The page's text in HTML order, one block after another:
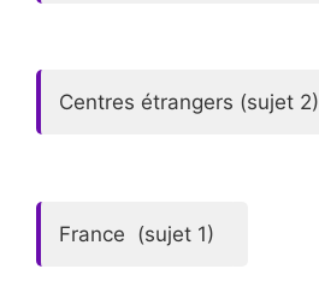
Centres étrangers (sujet 2)
France (sujet 1)